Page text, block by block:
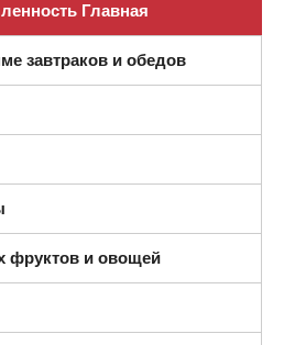
Главная
завтраков и обедов
фруктов и овощей